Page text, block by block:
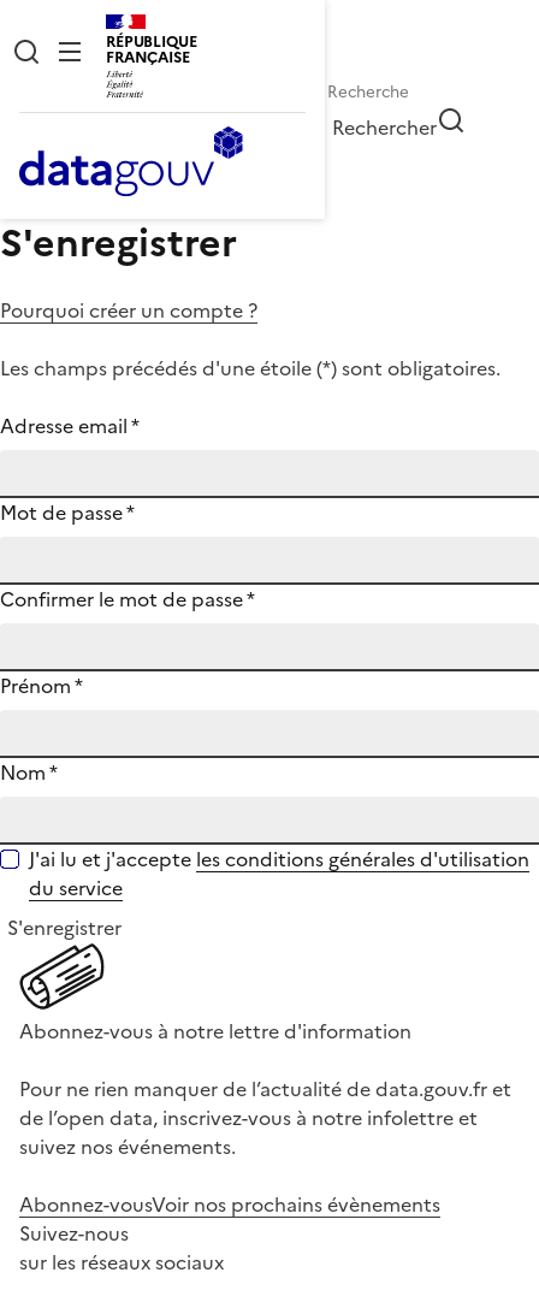
RÉPUBLIQUE
FRANÇAISE
Rechercher
S'enregistrer
Pourquoi créer un compte ?
Les champs précédés d'une étoile (*) sont obligatoires.
Adresse email*
Mot de passe*
Confirmer le mot de passe*
Prénom*
Nom*
J'ai lu et j'accepte les conditions générales d'utilisation
du service
S'enregistrer
Abonnez-vous à notre lettre d'information
Pour ne rien manquer de l’actualité de data.gouv.fr et
de l’open data, inscrivez-vous à notre infolettre et
suivez nos événements.
Abonnez-vousVoir nos prochains évènements
Suivez-nous
sur les réseaux sociaux